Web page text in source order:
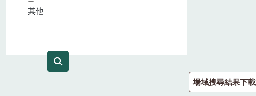
其他
場域搜尋結果下載